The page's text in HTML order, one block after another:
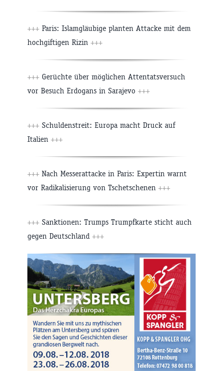
+++ Paris: Islamgläubige planten Attacke mit dem
hochgiftigen Rizin +++
+++ Gerüchte über möglichen Attentatsversuch
vor Besuch Erdogans in Sarajevo +++
+++ Schuldenstreit: Europa macht Druck auf
Italien +++
+++ Nach Messerattacke in Paris: Expertin warnt
vor Radikalisierung von Tschetschenen +++
+++ Sanktionen: Trumps Trumpfkarte sticht auch
gegen Deutschland +++